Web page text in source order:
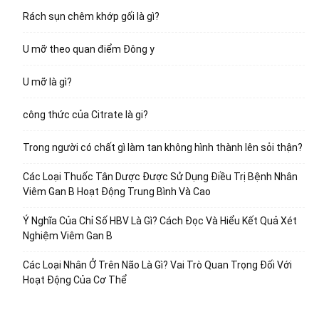
Rách sụn chêm khớp gối là gì?
U mỡ theo quan điểm Đông y
U mỡ là gì?
công thức của Citrate là gi?
Trong người có chất gì làm tan không hình thành lên sỏi thận?
Các Loại Thuốc Tân Dược Được Sử Dụng Điều Trị Bệnh Nhân
Viêm Gan B Hoạt Động Trung Bình Và Cao
Ý Nghĩa Của Chỉ Số HBV Là Gì? Cách Đọc Và Hiểu Kết Quả Xét
Nghiệm Viêm Gan B
Các Loại Nhân Ở Trên Não Là Gì? Vai Trò Quan Trọng Đối Với
Hoạt Động Của Cơ Thể